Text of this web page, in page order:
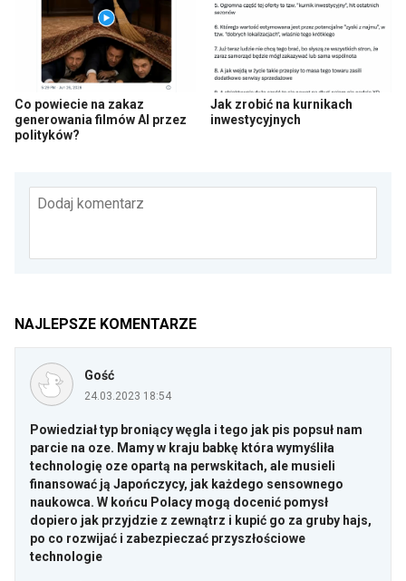
Co powiecie na zakaz
generowania filmów AI przez
polityków?
Jak zrobić na kurnikach
inwestycyjnych
Dodaj komentarz
NAJLEPSZE KOMENTARZE
Gość
24.03.2023 18:54
Powiedział typ broniący węgla i tego jak pis popsuł nam
parcie na oze. Mamy w kraju babkę która wymyśliła
technologię oze opartą na perwskitach, ale musieli
finansować ją Japończycy, jak każdego sensownego
naukowca. W końcu Polacy mogą docenić pomysł
dopiero jak przyjdzie z zewnątrz i kupić go za gruby hajs,
po co rozwijać i zabezpieczać przyszłościowe
technologie